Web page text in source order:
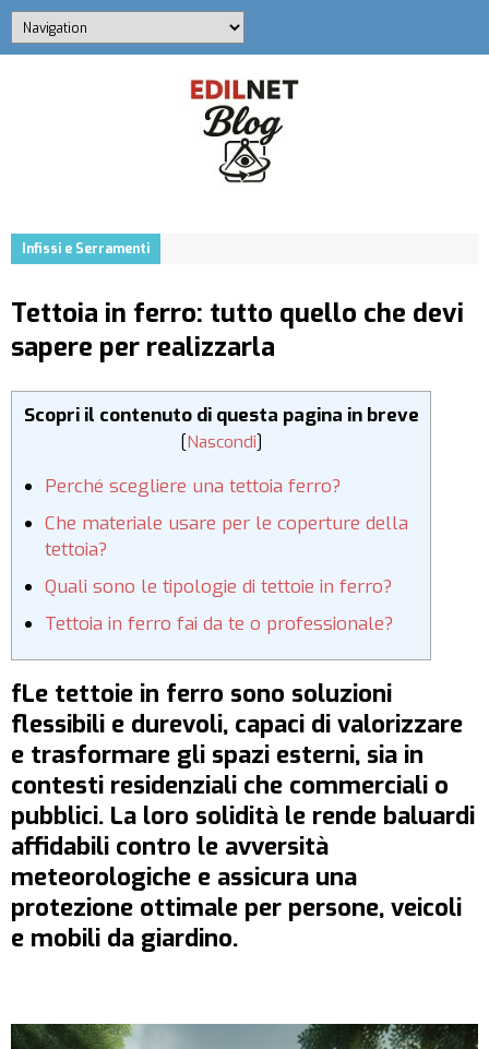
Infissi e Serramenti
Tettoia in ferro: tutto quello che devi
sapere per realizzarla
Scopri il contenuto di questa pagina in breve
[Nascondi]
Perché scegliere una tettoia ferro?
Che materiale usare per le coperture della
tettoia?
Quali sono le tipologie di tettoie in ferro?
Tettoia in ferro fai da te o professionale?
fLe tettoie in ferro sono soluzioni
flessibili e durevoli, capaci di valorizzare
e trasformare gli spazi esterni, sia in
contesti residenziali che commerciali o
pubblici. La loro solidità le rende baluardi
affidabili contro le avversità
meteorologiche e assicura una
protezione ottimale per persone, veicoli
e mobili da giardino.